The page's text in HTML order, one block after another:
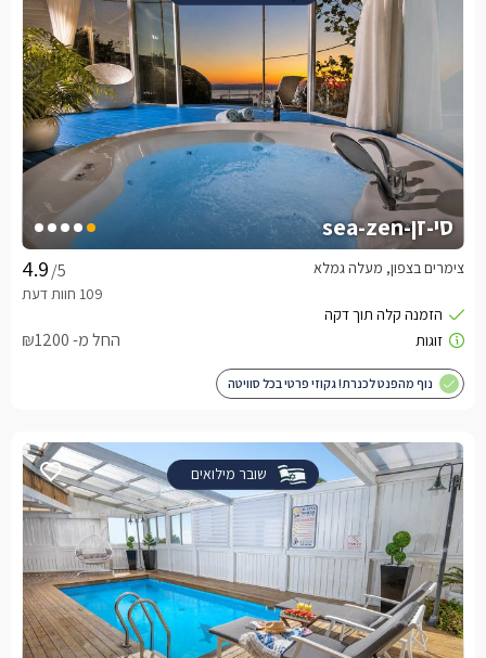
סי-זן-sea-zen
/5 צימרים בצפון, מעלה גמלא
החל מ- ₪1200
נוף מהפנט לכנרת! גקוזי פרטי בכל סוויטה
שובר מילואים